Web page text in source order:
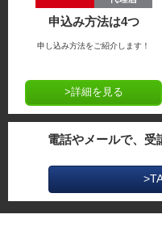
申込み方法は4つ
申し込み方法をご紹介します！
>詳細を見る
電話やメールで、受